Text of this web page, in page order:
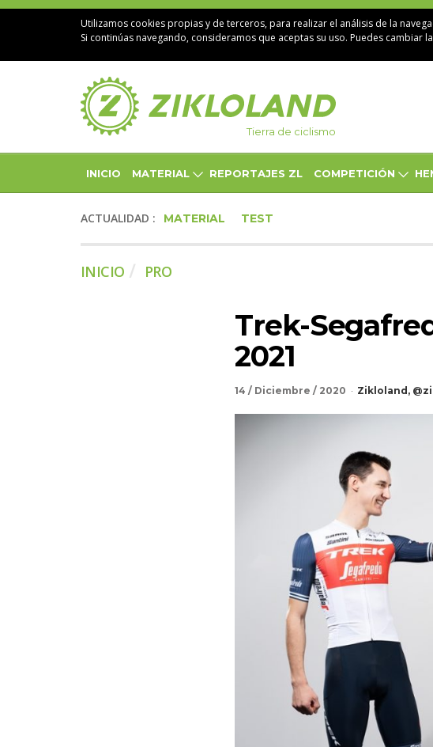
Utilizamos cookies propias y de terceros, para realizar el análisis de la
Si continúas navegando, consideramos que aceptas su uso. Puedes cambiar
Tierra de ciclismo
INICIO MATERIAL REPORTAJES ZL COMPETICIÓN
ACTUALIDAD : MATERIAL TEST
INICIO PRO
Trek-
2021
14 / Diciembre / 2020 Zikloland,